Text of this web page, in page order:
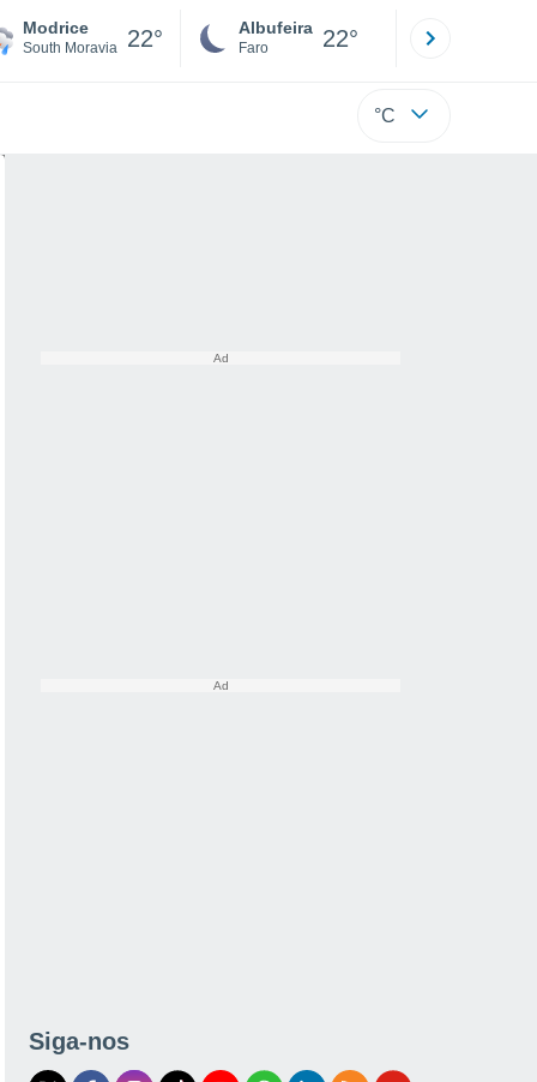
Modrice
South Moravia 22° Albufeira
Faro 22°
°C
Siga-nos